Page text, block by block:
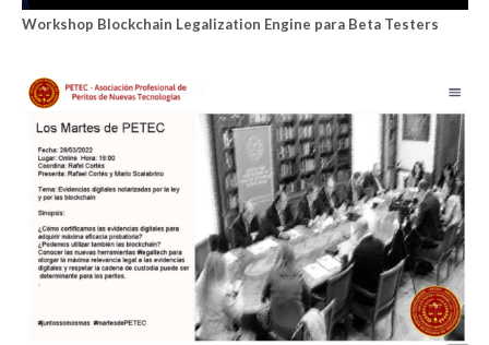
Workshop Blockchain Legalization Engine para Beta Testers